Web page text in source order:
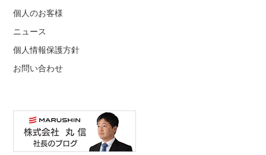
個人のお客様
ニュース
個人情報保護方針
お問い合わせ